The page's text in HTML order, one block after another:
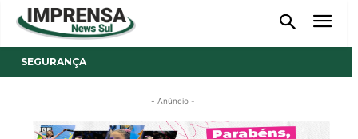
SEGURANÇA
- Anúncio -